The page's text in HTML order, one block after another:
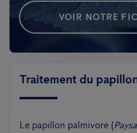
VOIR NOTRE
Traitement du
Le papillon palmivore (